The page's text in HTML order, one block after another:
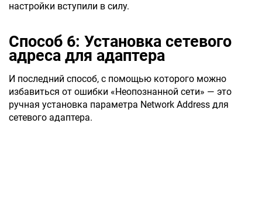
настройки вступили в силу.
Способ 6: Установка сетевого
адреса для адаптера
И последний способ, с помощью которого можно
избавиться от ошибки «Неопознанной сети» — это
ручная установка параметра Network Address для
сетевого адаптера.